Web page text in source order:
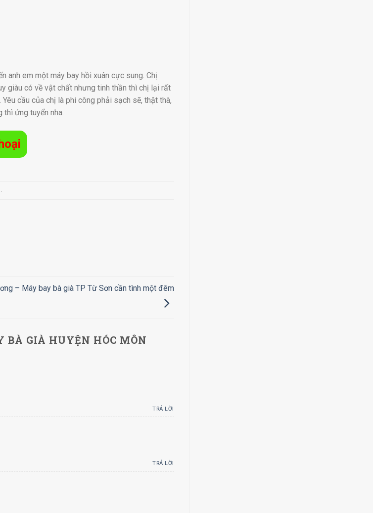
anh em một máy bay hồi xuân cực sung. Chị
giàu có về vật chất nhưng tinh thần thì chị lại rất
cầu của chị là phi công phải sạch sẽ, thật thà,
thì ứng tuyển nha.
– Máy bay bà già TP Từ Sơn cần tình một đêm
BÀ GIÀ HUYỆN HÓC MÔN
TRẢ LỜI
TRẢ LỜI